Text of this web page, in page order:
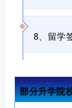
8、留学
部分升学院